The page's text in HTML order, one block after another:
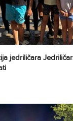
jedriličara